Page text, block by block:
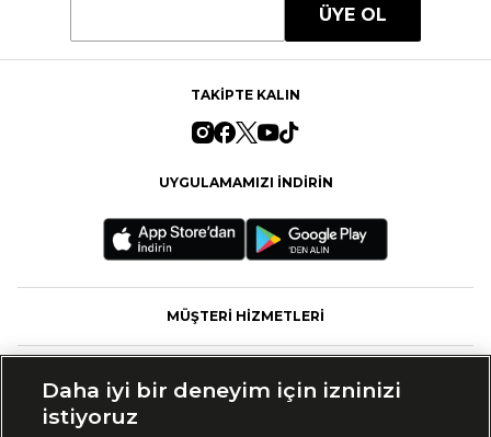
ÜYE OL
TAKİPTE KALIN
UYGULAMAMIZI İNDİRİN
MÜŞTERİ HİZMETLERİ
Daha iyi bir deneyim için izninizi
istiyoruz